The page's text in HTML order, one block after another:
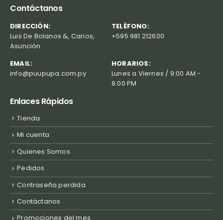
Contáctanos
DIRECCIÓN:
Luis De Bolanos &, Carios,
Asunción
TELÉFONO:
+595 981 212600
EMAIL:
info@puupupa.com.py
HORARIOS:
Lunes a Viernes / 9:00 AM -
8:00 PM
Enlaces Rápidos
Tienda
Mi cuenta
Quienes Somos
Pedidos
Contraseña perdida
Contáctanos
Promociones del mes